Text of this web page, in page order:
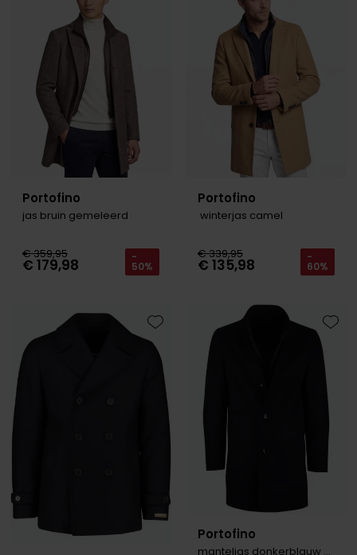
Portofino
jas bruin gemeleerd
€ 359,95
€ 179,98 -
50%
Toevoegen aan favorieten
Portofino
winterjas camel
€ 339,95
€ 135,98 -
60%
Toevoegen aan favorieten
Portofino
manteljas donkerblauw voering